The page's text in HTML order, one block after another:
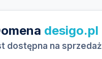
desigo.pl
dostępna na sprzedaż